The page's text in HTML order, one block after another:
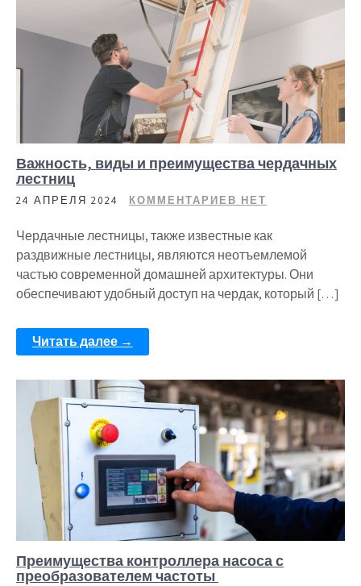
Важность, виды и преимущества чердачных
лестниц
24 АПРЕЛЯ 2024 КОММЕНТАРИЕВ НЕТ
Чердачные лестницы, также известные как
раздвижные лестницы, являются неотъемлемой
частью современной домашней архитектуры. Они
обеспечивают удобный доступ на чердак, который […]
Читать далее →
Преимущества контроллера насоса с
преобразователем частоты